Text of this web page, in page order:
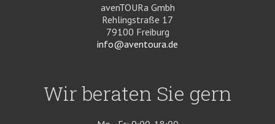
avenTOURa Gmbh
Rehlingstraße 17
79100 Freiburg
info@aventoura.de
Wir beraten Sie gern